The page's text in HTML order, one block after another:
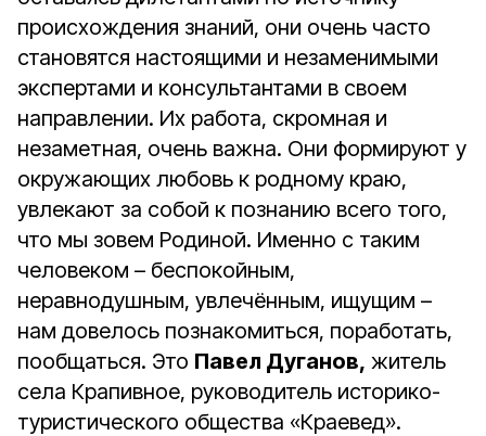
происхождения знаний, они очень часто
становятся настоящими и незаменимыми
экспертами и консультантами в своем
направлении. Их работа, скромная и
незаметная, очень важна. Они формируют у
окружающих любовь к родному краю,
увлекают за собой к познанию всего того,
что мы зовем Родиной. Именно с таким
человеком – беспокойным,
неравнодушным, увлечённым, ищущим –
нам довелось познакомиться, поработать,
пообщаться. Это Павел Дуганов, житель
села Крапивное, руководитель историко-
туристического общества «Краевед».